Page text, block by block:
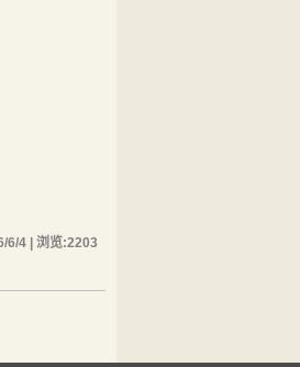
6/4 | 浏览:2203